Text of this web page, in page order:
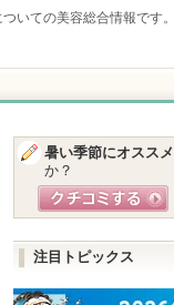
ついての美容総合情報です。
暑い季節にオススメ
か？
注目トピックス